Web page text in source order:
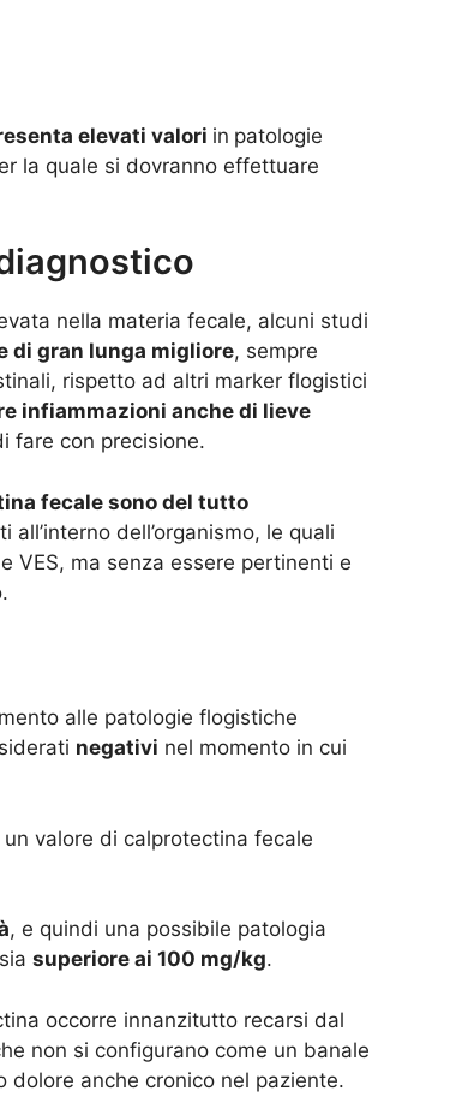
elevati valori in patologie
la quale si dovranno effettuare
nella materia fecale, alcuni studi
di gran lunga migliore, sempre
rispetto ad altri marker flogistici
infiammazioni anche di lieve
fare con precisione.
fecale sono del tutto
all’interno dell’organismo, le quali
VES, ma senza essere pertinenti e
alle patologie flogistiche
negativi nel momento in cui
valore di calprotectina fecale
, e quindi una possibile patologia
superiore ai 100 mg/kg.
occorre innanzitutto recarsi dal
non si configurano come un banale
dolore anche cronico nel paziente.